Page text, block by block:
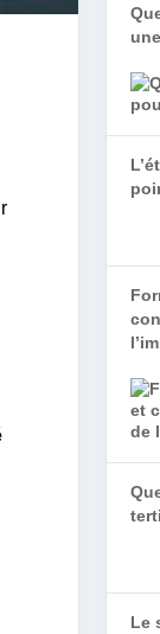
Le